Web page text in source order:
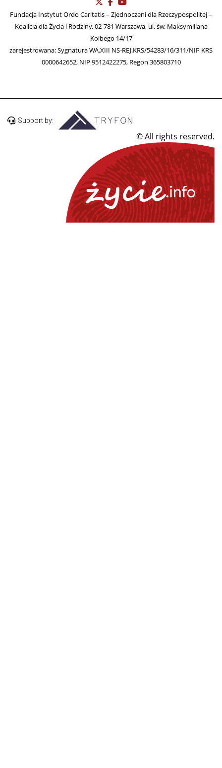
Fundacja Instytut Ordo Caritatis – Zjednoczeni dla Rzeczypospolitej –
Koalicja dla Życia i Rodziny, 02-781 Warszawa, ul. św. Maksymiliana
Kolbego 14/17
zarejestrowana: Sygnatura WA.XIII NS-REJ.KRS/54283/16/311/NIP KRS
0000642652, NIP 9512422275, Regon 365803710
Support by:
© All rights reserved.